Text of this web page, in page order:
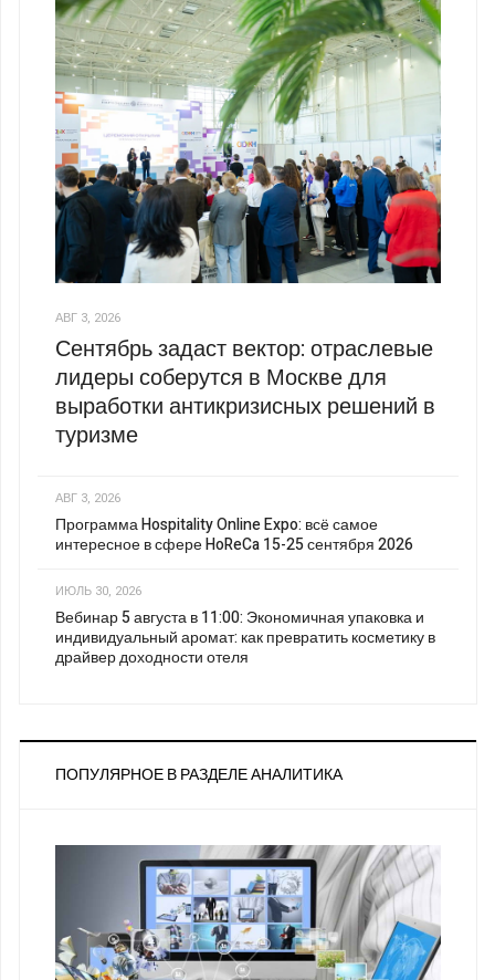
АВГ 3, 2026
Сентябрь задаст вектор: отраслевые
лидеры соберутся в Москве для
выработки антикризисных решений в
туризме
АВГ 3, 2026
Программа Hospitality Online Expo: всё самое
интересное в сфере HoReCa 15-25 сентября 2026
ИЮЛЬ 30, 2026
Вебинар 5 августа в 11:00: Экономичная упаковка и
индивидуальный аромат: как превратить косметику в
драйвер доходности отеля
ПОПУЛЯРНОЕ В РАЗДЕЛЕ АНАЛИТИКА